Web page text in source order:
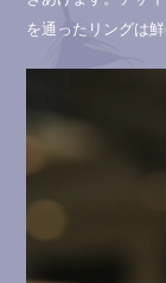
を通ったリングは